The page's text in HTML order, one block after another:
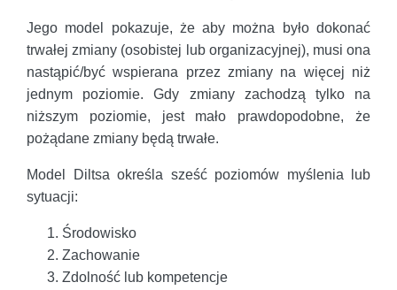
Jego model pokazuje, że aby można było dokonać
trwałej zmiany (osobistej lub organizacyjnej), musi ona
nastąpić/być wspierana przez zmiany na więcej niż
jednym poziomie. Gdy zmiany zachodzą tylko na
niższym poziomie, jest mało prawdopodobne, że
pożądane zmiany będą trwałe.
Model Diltsa określa sześć poziomów myślenia lub
sytuacji:
Środowisko
Zachowanie
Zdolność lub kompetencje